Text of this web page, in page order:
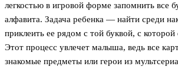
легкостью в игровой форме запомнить все
алфавита. Задача ребенка — найти среди
приклеить ее рядом с той буквой, с которой
Этот процесс увлечет малыша, ведь все
знакомые предметы или герои из